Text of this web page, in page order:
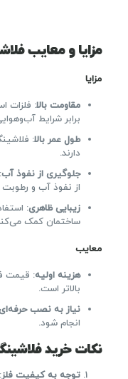
مزایا و معایب
مزایا
مقاومت بالا: فلزات
برابر شرایط
طول عمر بالا:
دارند.
جلوگیری از نفوذ آب
از نفوذ آب و رطوبت
زیبایی ظاهری:
ساختمان کمک
معایب
هزینه اولیه: قیمت
بالاتر است.
نیاز به نصب
انجام شود.
نکات خرید
توجه به کیفیت فلز